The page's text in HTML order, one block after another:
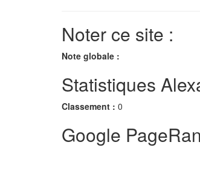
Noter ce site :
Note globale :
Statistiques
Classement : 0
Google